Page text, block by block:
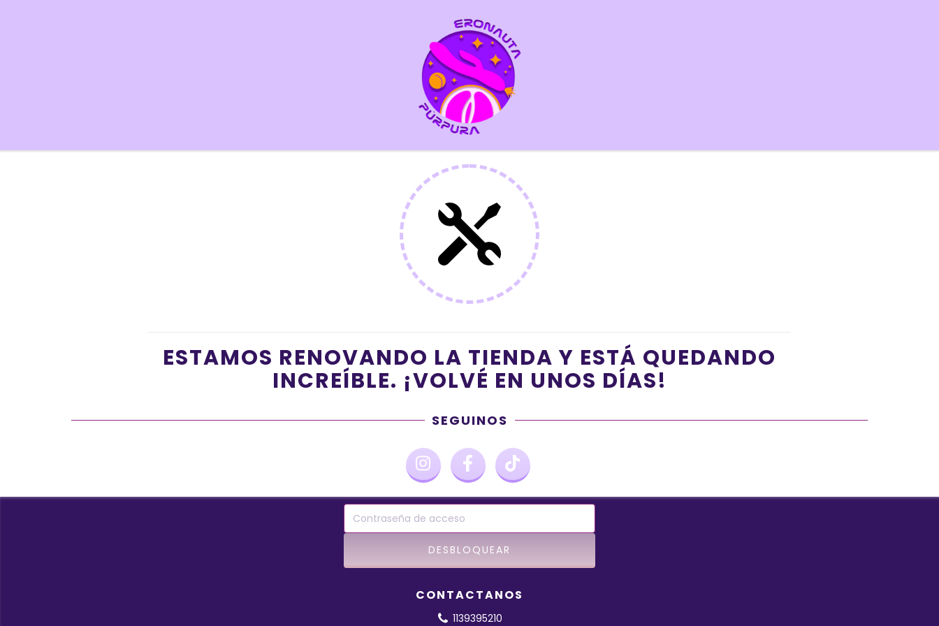
ESTAMOS RENOVANDO LA TIENDA Y ESTÁ QUEDANDO
INCREÍBLE. ¡VOLVÉ EN UNOS DÍAS!
SEGUINOS
CONTACTANOS
1139395210